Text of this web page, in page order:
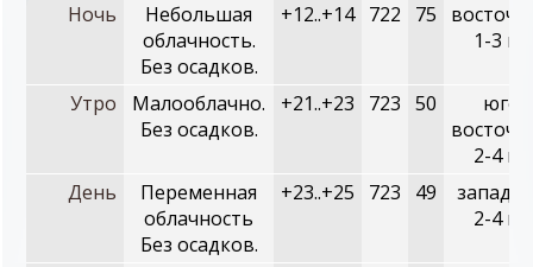
Ночь
Небольшая
облачность.
Без осадков.
+12..+14 722 75
1-3 м/
Утро
Малооблачно.
Без осадков.
+21..+23 723 50
юго-
2-4 м/
День
Переменная
облачность
Без осадков.
+23..+25 723 49
2-4 м/